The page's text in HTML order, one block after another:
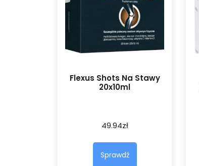
Flexus Shots Na Stawy
20x10ml
49.94zł
Sprawdź